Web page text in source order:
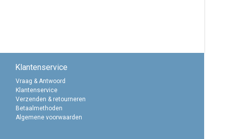
Klantenservice
Vraag & Antwoord
Klantenservice
Verzenden & retourneren
Betaalmethoden
Algemene voorwaarden